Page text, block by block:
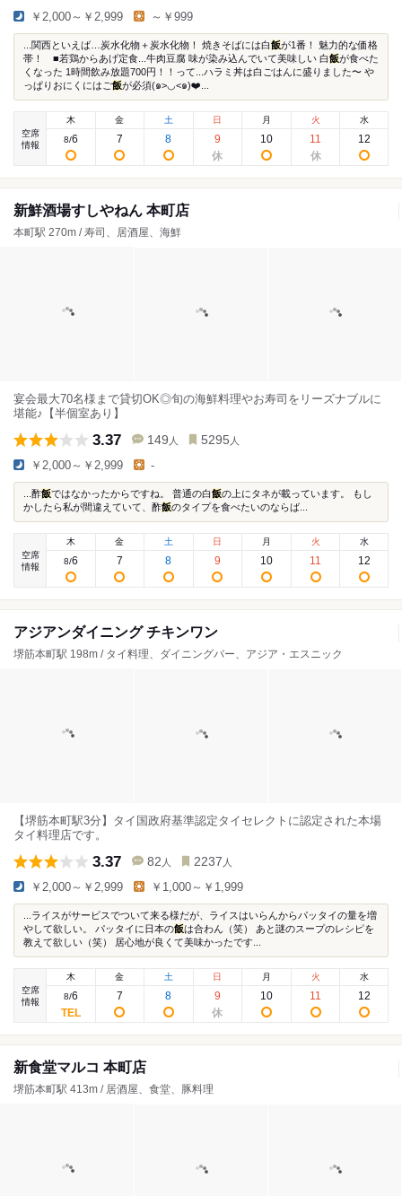
￥2,000～￥2,999 ～￥999
...関西といえば…炭水化物＋炭水化物！ 焼きそばには白飯が1番！ 魅力的な価格
帯！ ■若鶏からあげ定食...牛肉豆腐 味が染み込んでいて美味しい 白飯が食べた
くなった 1時間飲み放題700円！！って...ハラミ丼は白ごはんに盛りました〜 や
っぱりおにくにはご飯が必須(๑>◡<๑)❤️...
空席
情報
木
8/6
金
7
土
8
日
9
月
10
火
11
水
12
新鮮酒場すしやねん 本町店
本町駅 270m / 寿司、居酒屋、海鮮
宴会最大70名様まで貸切OK◎旬の海鮮料理やお寿司をリーズナブルに
堪能♪【半個室あり】
3.37 149 人 5295 人
￥2,000～￥2,999 -
...酢飯ではなかったからですね。 普通の白飯の上にタネが載っています。 もし
かしたら私が間違えていて、酢飯のタイプを食べたいのならば...
空席
情報
木
8/6
金
7
土
8
日
9
月
10
火
11
水
12
アジアンダイニング チキンワン
堺筋本町駅 198m / タイ料理、ダイニングバー、アジア・エスニック
【堺筋本町駅3分】タイ国政府基準認定タイセレクトに認定された本場
タイ料理店です。
3.37 82 人 2237 人
￥2,000～￥2,999 ￥1,000～￥1,999
...ライスがサービスでついて来る様だが、ライスはいらんからパッタイの量を増
やして欲しい。 パッタイに日本の飯は合わん（笑） あと謎のスープのレシピを
教えて欲しい（笑） 居心地が良くて美味かったです...
空席
情報
木
8/6
金
7
土
8
日
9
月
10
火
11
水
12
新食堂マルコ 本町店
堺筋本町駅 413m / 居酒屋、食堂、豚料理